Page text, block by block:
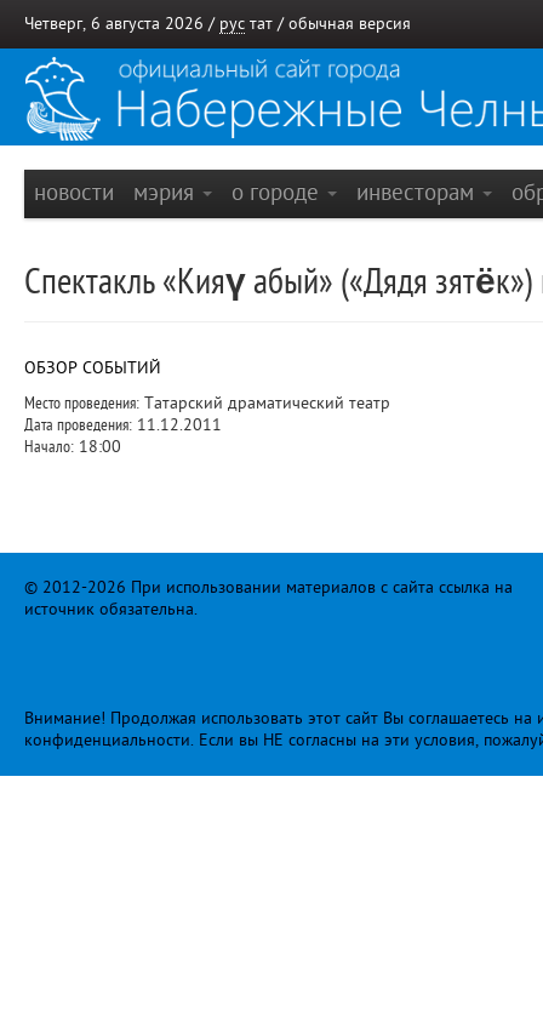
Четверг, 6 августа 2026 / рус тат / обычная версия
новости мэрия о городе инвесторам
Спектакль «Кияү абый» («Дядя
ОБЗОР СОБЫТИЙ
Место проведения: Татарский драматический театр
Дата проведения: 11.12.2011
Начало: 18:00
© 2012-2026 При использовании материалов с сайта ссылка на
источник обязательна.
Внимание! Продолжая использовать этот сайт Вы соглашаетесь
конфиденциальности. Если вы НЕ согласны на эти условия,